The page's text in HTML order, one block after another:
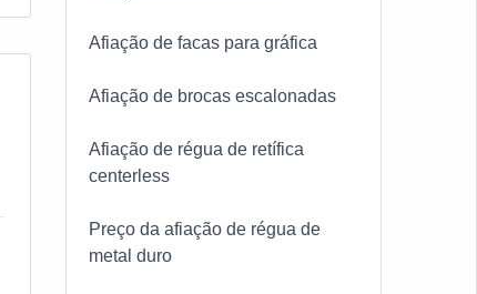
Afiação de facas para gráfica
Afiação de brocas escalonadas
Afiação de régua de retífica
centerless
Preço da afiação de régua de
metal duro